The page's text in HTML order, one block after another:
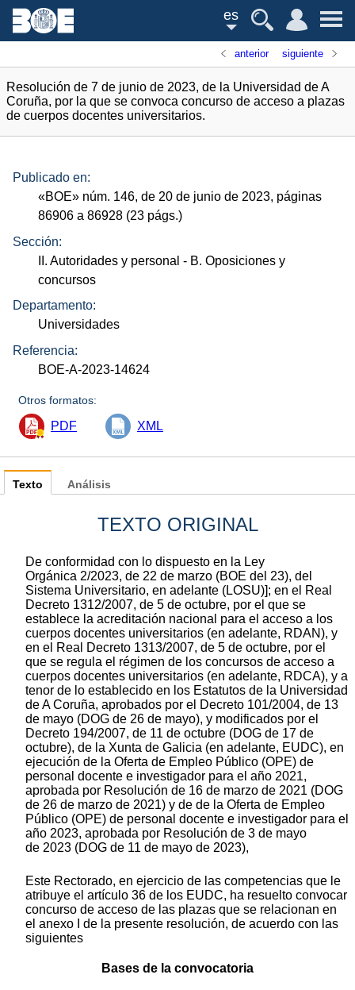
es
anterior siguiente
Resolución de 7 de junio de 2023, de la Universidad de A
Coruña, por la que se convoca concurso de acceso a plazas
de cuerpos docentes universitarios.
Publicado en:
«BOE» núm. 146, de 20 de junio de 2023, páginas
86906 a 86928 (23 págs.)
Sección:
II. Autoridades y personal - B. Oposiciones y
concursos
Departamento:
Universidades
Referencia:
BOE-A-2023-14624
Otros formatos:
PDF XML
Texto
TEXTO ORIGINAL
De conformidad con lo dispuesto en la Ley
Orgánica 2/2023, de 22 de marzo (BOE del 23), del
Sistema Universitario, en adelante (LOSU)]; en el Real
Decreto 1312/2007, de 5 de octubre, por el que se
establece la acreditación nacional para el acceso a los
cuerpos docentes universitarios (en adelante, RDAN), y
en el Real Decreto 1313/2007, de 5 de octubre, por el
que se regula el régimen de los concursos de acceso a
cuerpos docentes universitarios (en adelante, RDCA), y a
tenor de lo establecido en los Estatutos de la Universidad
de A Coruña, aprobados por el Decreto 101/2004, de 13
de mayo (DOG de 26 de mayo), y modificados por el
Decreto 194/2007, de 11 de octubre (DOG de 17 de
octubre), de la Xunta de Galicia (en adelante, EUDC), en
ejecución de la Oferta de Empleo Público (OPE) de
personal docente e investigador para el año 2021,
aprobada por Resolución de 16 de marzo de 2021 (DOG
de 26 de marzo de 2021) y de de la Oferta de Empleo
Público (OPE) de personal docente e investigador para el
año 2023, aprobada por Resolución de 3 de mayo
de 2023 (DOG de 11 de mayo de 2023),
Este Rectorado, en ejercicio de las competencias que le
atribuye el artículo 36 de los EUDC, ha resuelto convocar
concurso de acceso de las plazas que se relacionan en
el anexo I de la presente resolución, de acuerdo con las
siguientes
Bases de la convocatoria
Análisis